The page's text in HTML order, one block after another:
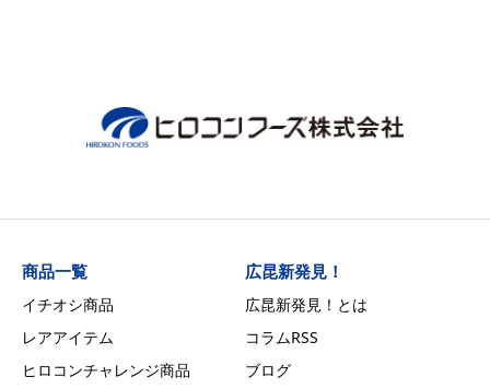
商品一覧
イチオシ商品
レアアイテム
ヒロコンチャレンジ商品
広昆新発見！
広昆新発見！とは
コラムRSS
ブログ